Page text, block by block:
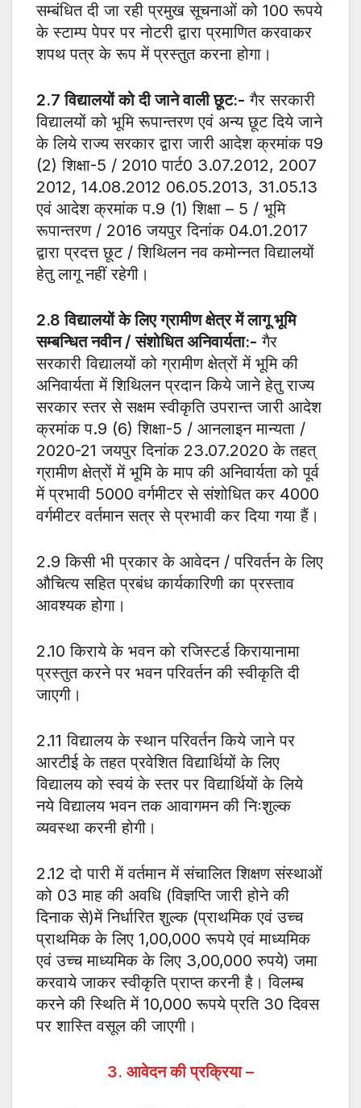
सम्बंधित दी जा रही प्रमुख सूचनाओं को 100 रूपये
के स्टाम्प पेपर पर नोटरी द्वारा प्रमाणित करवाकर
शपथ पत्र के रूप में प्रस्तुत करना होगा।
2.7विद्यालयों को दी जाने वाली छूट:- गैर सरकारी
विद्यालयों को भूमि रूपान्तरण एवं अन्य छूट दिये जाने
के लिये राज्य सरकार द्वारा जारी आदेश क्रमांक प9
(2) शिक्षा-5 / 2010 पार्ट0 3.07.2012, 2007
2012, 14.08.2012 06.05.2013, 31.05.13
एवं आदेश क्रमांक प.9 (1) शिक्षा – 5 / भूमि
रूपान्तरण / 2016 जयपुर दिनांक 04.01.2017
द्वारा प्रदत्त छूट / शिथिलन नव कमोन्नत विद्यालयों
हेतु लागू नहीं रहेगी।
2.8विद्यालयों के लिए ग्रामीण क्षेत्र में लागू भूमि
सम्बन्धित नवीन / संशोधित अनिवार्यता:- गैर
सरकारी विद्यालयों को ग्रामीण क्षेत्रों में भूमि की
अनिवार्यता में शिथिलन प्रदान किये जाने हेतु राज्य
सरकार स्तर से सक्षम स्वीकृति उपरान्त जारी आदेश
क्रमांक प.9 (6) शिक्षा-5 / आनलाइन मान्यता /
2020-21 जयपुर दिनांक 23.07.2020 के तहत्
ग्रामीण क्षेत्रों में भूमि के माप की अनिवार्यता को पूर्व
में प्रभावी 5000 वर्गमीटर से संशोधित कर 4000
वर्गमीटर वर्तमान सत्र से प्रभावी कर दिया गया हैं।
2.9 किसी भी प्रकार के आवेदन / परिवर्तन के लिए
औचित्य सहित प्रबंध कार्यकारिणी का प्रस्ताव
आवश्यक होगा।
2.10 किराये के भवन को रजिस्टर्ड किरायानामा
प्रस्तुत करने पर भवन परिवर्तन की स्वीकृति दी
जाएगी।
2.11 विद्यालय के स्थान परिवर्तन किये जाने पर
आरटीई के तहत प्रवेशित विद्यार्थियों के लिए
विद्यालय को स्वयं के स्तर पर विद्यार्थियों के लिये
नये विद्यालय भवन तक आवागमन की निःशुल्क
व्यवस्था करनी होगी।
2.12 दो पारी में वर्तमान में संचालित शिक्षण संस्थाओं
को 03 माह की अवधि (विज्ञप्ति जारी होने की
दिनाक से)में निर्धारित शुल्क (प्राथमिक एवं उच्च
प्राथमिक के लिए 1,00,000 रूपये एवं माध्यमिक
एवं उच्च माध्यमिक के लिए 3,00,000 रुपये) जमा
करवाये जाकर स्वीकृति प्राप्त करनी है। विलम्ब
करने की स्थिति में 10,000 रूपये प्रति 30 दिवस
पर शास्ति वसूल की जाएगी।
3. आवेदन की प्रक्रिया –